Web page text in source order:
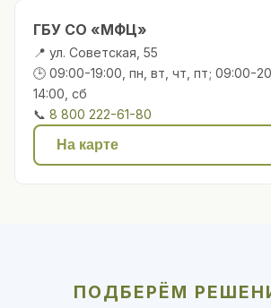
ГБУ СО «МФЦ»
📍 ул. Советская, 55
🕒 09:00-19:00, пн, вт, чт, пт; 09:00-
14:00, сб
📞 8 800 222-61-80
На карте
ПОДБЕРЁМ